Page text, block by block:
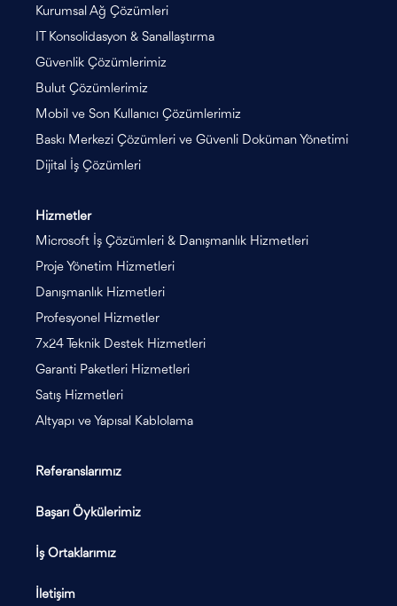
Kurumsal Ağ Çözümleri
IT Konsolidasyon & Sanallaştırma
Güvenlik Çözümlerimiz
Bulut Çözümlerimiz
Mobil ve Son Kullanıcı Çözümlerimiz
Baskı Merkezi Çözümleri ve Güvenli Doküman Yönetimi
Dijital İş Çözümleri
Hizmetler
Microsoft İş Çözümleri & Danışmanlık Hizmetleri
Proje Yönetim Hizmetleri
Danışmanlık Hizmetleri
Profesyonel Hizmetler
7x24 Teknik Destek Hizmetleri
Garanti Paketleri Hizmetleri
Satış Hizmetleri
Altyapı ve Yapısal Kablolama
Referanslarımız
Başarı Öykülerimiz
İş Ortaklarımız
İletişim